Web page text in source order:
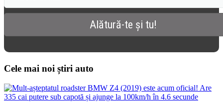
Cele mai noi știri auto